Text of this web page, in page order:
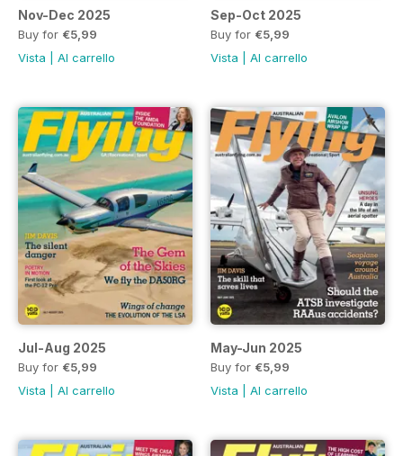
Nov-Dec 2025
Buy for €5,99
Vista
Al carrello
Sep-Oct 2025
Buy for €5,99
Vista
Al carrello
Jul-Aug 2025
Buy for €5,99
Vista
Al carrello
May-Jun 2025
Buy for €5,99
Vista
Al carrello